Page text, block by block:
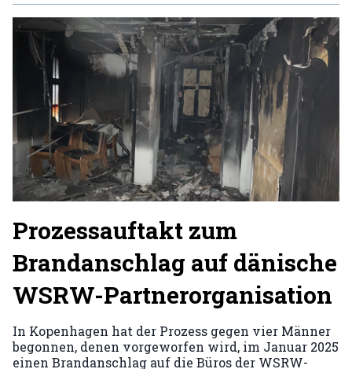
Prozessauftakt zum
Brandanschlag auf dänische
WSRW-Partnerorganisation
In Kopenhagen hat der Prozess gegen vier Männer
begonnen, denen vorgeworfen wird, im Januar 2025
einen Brandanschlag auf die Büros der WSRW-